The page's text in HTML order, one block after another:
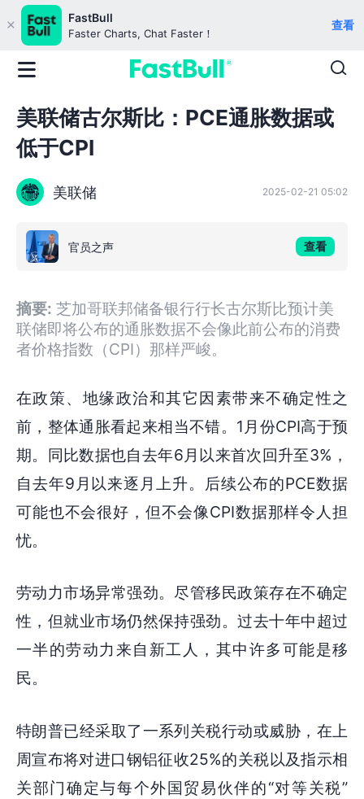
FastBull
Faster Charts, Chat Faster！
查看
美联储古尔斯比：PCE通胀数据或
低于CPI
美联储 2025-02-21 05:02
官员之声 查看
摘要: 芝加哥联邦储备银行行长古尔斯比预计美
联储即将公布的通胀数据不会像此前公布的消费
者价格指数（CPI）那样严峻。
在政策、地缘政治和其它因素带来不确定性之
前，整体通胀看起来相当不错。1月份CPI高于预
期。同比数据也自去年6月以来首次回升至3%，
自去年9月以来逐月上升。后续公布的PCE数据
可能也不会很好，但不会像CPI数据那样令人担
忧。
劳动力市场异常强劲。尽管移民政策存在不确定
性，但就业市场仍然保持强劲。过去十年中超过
一半的劳动力来自新工人，其中许多可能是移
民。
特朗普已经采取了一系列关税行动或威胁，在上
周宣布将对进口钢铝征收25%的关税以及指示相
关部门确定与每个外国贸易伙伴的“对等关税”